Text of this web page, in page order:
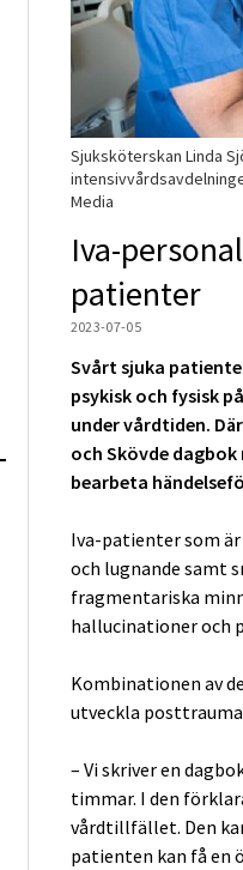
Sjuksköterskan Linda
Media
Iva-
patienter
2023-07-05
Svårt sjuka
psykisk och fysisk
under vårdtiden.
och Skövde
bearbeta
Iva-patienter som är
och lugnande samt
fragmentariska
hallucinationer och
Kombinationen av
utveckla
– Vi skriver en
timmar. I den
vårdtillfället. Den
patienten kan få en